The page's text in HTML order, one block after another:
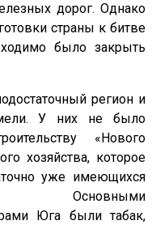
дорог. Однако
страны к битве
было закрыть
регион и
У них не было
«Нового
хозяйства, которое
уже имеющихся
Основными
Юга были табак,